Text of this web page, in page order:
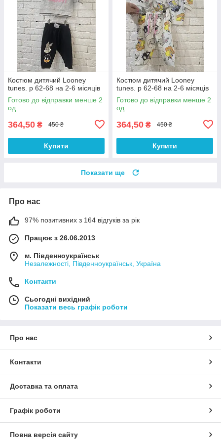
Костюм дитячий Looney
tunes. р 62-68 на 2-6 місяців
Готово до відправки менше 2
од.
364,50 ₴ 450 ₴
Купити
Костюм дитячий Looney
tunes. р 62-68 на 2-6 місяців
Готово до відправки менше 2
од.
364,50 ₴ 450 ₴
Купити
Показати ще
Про нас
97% позитивних з 164 відгуків за рік
Працює з 26.06.2013
м. Південноукраїнськ
Незалежності, Південноукраїнськ, Україна
Контакти
Сьогодні вихідний
Показати весь графік роботи
Про нас
Контакти
Доставка та оплата
Графік роботи
Повна версія сайту